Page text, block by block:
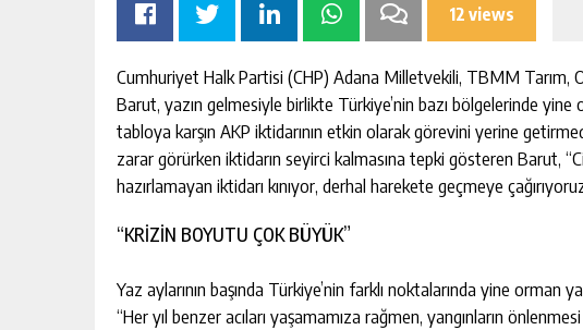
12 views
Cumhuriyet Halk Partisi (CHP) Adana Milletvekili, TBMM Tarım,
Barut, yazın gelmesiyle birlikte Türkiye’nin bazı bölgelerinde yine
tabloya karşın AKP iktidarının etkin olarak görevini yerine
zarar görürken iktidarın seyirci kalmasına tepki gösteren Barut,
hazırlamayan iktidarı kınıyor, derhal harekete geçmeye
“KRİZİN BOYUTU ÇOK BÜYÜK”
Yaz aylarının başında Türkiye’nin farklı noktalarında yine orman
“Her yıl benzer acıları yaşamamıza rağmen, yangınların
GÜNLÜK HABER AKIŞI
SIK ARIZALANAN IÇME SUYU HATTI
YENILENIYOR